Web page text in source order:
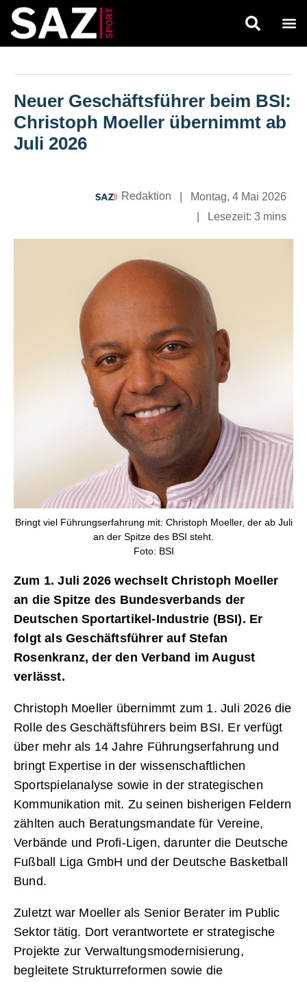
Neuer Geschäftsführer beim BSI:
Christoph Moeller übernimmt ab
Juli 2026
Redaktion
Montag, 4 Mai 2026
Lesezeit: 3 mins
Bringt viel Führungserfahrung mit: Christoph Moeller, der ab Juli
an der Spitze des BSI steht.
Foto: BSI
Zum 1. Juli 2026 wechselt Christoph Moeller
an die Spitze des Bundesverbands der
Deutschen Sportartikel-Industrie (BSI). Er
folgt als Geschäftsführer auf Stefan
Rosenkranz, der den Verband im August
verlässt.
Christoph Moeller übernimmt zum 1. Juli 2026 die
Rolle des Geschäftsführers beim BSI. Er verfügt
über mehr als 14 Jahre Führungserfahrung und
bringt Expertise in der wissenschaftlichen
Sportspielanalyse sowie in der strategischen
Kommunikation mit. Zu seinen bisherigen Feldern
zählten auch Beratungsmandate für Vereine,
Verbände und Profi-Ligen, darunter die Deutsche
Fußball Liga GmbH und der Deutsche Basketball
Bund.
Zuletzt war Moeller als Senior Berater im Public
Sektor tätig. Dort verantwortete er strategische
Projekte zur Verwaltungsmodernisierung,
begleitete Strukturreformen sowie die